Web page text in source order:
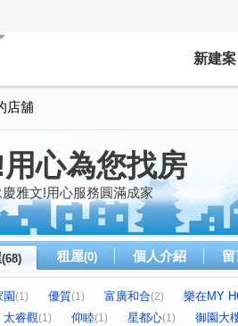
新建案
店舖
心為您找房
雅文!用心服務圓滿成家
(68) 租屋(0) 個人介紹
園(1) 優質(1) 富廣和合(2)
樂在MY
太睿觀(1) 仰睦(1) 星都心(1)
御園大